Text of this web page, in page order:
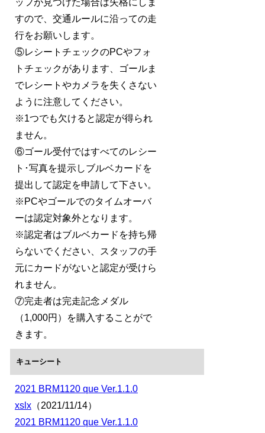
ッフが見つけた場合は失格にしま
すので、交通ルールに沿っての走
行をお願いします。
⑤レシートチェックのPCやフォ
トチェックがあります、ゴールま
でレシートやカメラを失くさない
ように注意してください。
※1つでも欠けると認定が得られ
ません。
⑥ゴール受付ではすべてのレシー
ト･写真を提示しブルベカードを
提出して認定を申請して下さい。
※PCやゴールでのタイムオーバ
ーは認定対象外となります。
※認定者はブルベカードを持ち帰
らないでください、スタッフの手
元にカードがないと認定が受けら
れません。
⑦完走者は完走記念メダル
（1,000円）を購入することがで
きます。
キューシート
2021 BRM1120 que Ver.1.1.0
xslx （2021/11/14）
2021 BRM1120 que Ver.1.1.0